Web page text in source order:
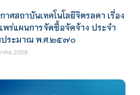
าศสถาบันเทคโนโลยีจิตรลดา เรื่อง
พร่แผนการจัดซื้อจัดจ้าง ประจำ
ระมาณ พ.ศ.๒๕๗๐
คม 2026